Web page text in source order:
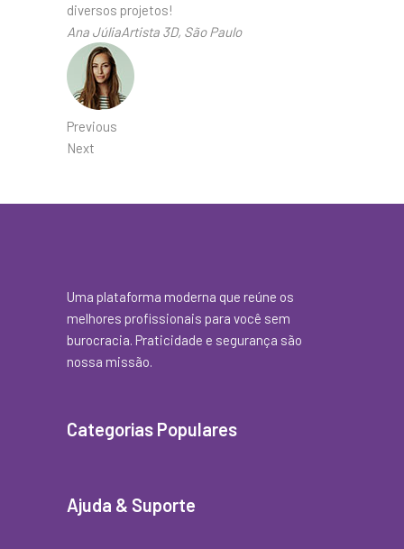
diversos projetos!
Ana JúliaArtista 3D, São Paulo
Previous
Next
Uma plataforma moderna que reúne os
melhores profissionais para você sem
burocracia. Praticidade e segurança são
nossa missão.
Categorias Populares
Ajuda & Suporte